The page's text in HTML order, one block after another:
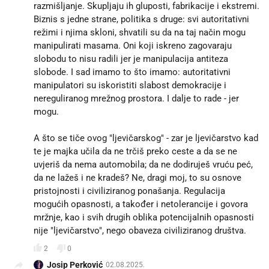
razmišljanje. Skupljaju ih gluposti, fabrikacije i ekstremi.
Biznis s jedne strane, politika s druge: svi autoritativni
režimi i njima skloni, shvatili su da na taj način mogu
manipulirati masama. Oni koji iskreno zagovaraju
slobodu to nisu radili jer je manipulacija antiteza
slobode. I sad imamo to što imamo: autoritativni
manipulatori su iskoristiti slabost demokracije i
nereguliranog mrežnog prostora. I dalje to rade - jer
mogu.
A što se tiče ovog "ljevičarskog" - zar je ljevičarstvo kad
te je majka učila da ne trčiš preko ceste a da se ne
uvjeriš da nema automobila; da ne dodiruješ vruću peć,
da ne lažeš i ne kradeš? Ne, dragi moj, to su osnove
pristojnosti i civiliziranog ponašanja. Regulacija
mogućih opasnosti, a također i netolerancije i govora
mržnje, kao i svih drugih oblika potencijalnih opasnosti
nije "ljevičarstvo", nego obaveza civiliziranog društva.
2 0
Josip Perković 02.08.2025.